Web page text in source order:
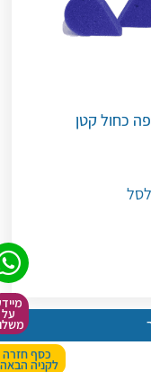
כחול קטן
מיידע
על
משלוח
כסף חזרה
לקניה הבאה!